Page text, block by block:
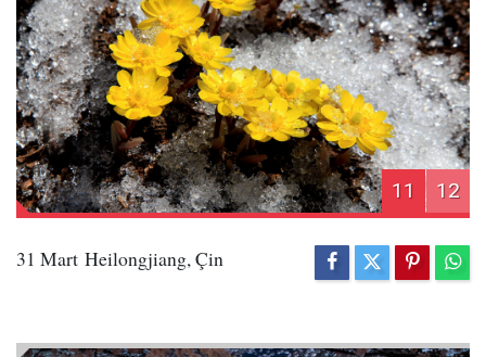
11 12
31 Mart Heilongjiang, Çin